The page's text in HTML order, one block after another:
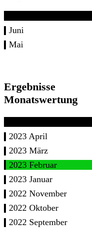
Juni
Mai
Ergebnisse
Monatswertung
2023 April
2023 März
2023 Februar
2023 Januar
2022 November
2022 Oktober
2022 September